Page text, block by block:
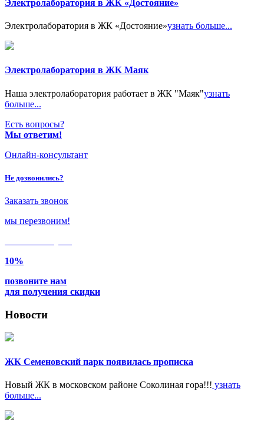
Электролаборатория в ЖК «Достояние»
Электролаборатория в ЖК «Достояние»узнать больше...
Электролаборатория в ЖК Маяк
Наша электролаборатория работает в ЖК "Маяк"узнать
больше...
Есть вопросы?
Мы ответим!
Онлайн-консультант
Не дозвонились?
Заказать звонок
мы перезвоним!
10%
позвоните нам
для получения скидки
Новости
ЖК Семеновский парк появилась прописка
Новый ЖК в московском районе Соколиная гора!!! узнать
больше...